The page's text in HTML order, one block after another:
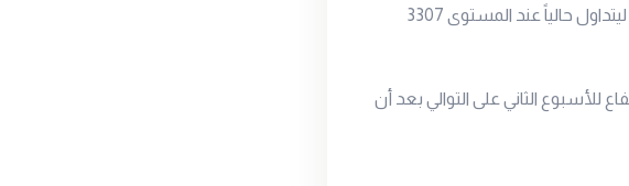
للأونصة بعد أن افتتح تداولات اليوم عند المستوى 3230 دولار للأونصة ليتداول حالياً عند المستوى 3307
طريقه إلى تسجيل ارتفاع للأسبوع الثاني على التوالي بعد أن